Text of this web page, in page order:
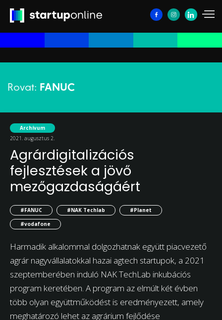
Rovat: FANUC
Archívum
2021. augusztus 2.
Agrárdigitalizációs
fejlesztések a jövő
mezőgazdaságáért
#FANUC #NAK Techlab
#Planet
#vodafone
Harmadik alkalommal dolgozhatnak együtt piacvezető
agrár nagyvállalatokkal hazai agtech startupok, a 2021
szeptemberében induló NAK TechLab inkubációs
program keretében. A program az elmúlt két évben
több olyan együttműködést is eredményezett, amely
meghatározó lehet az agrárium fejlődése